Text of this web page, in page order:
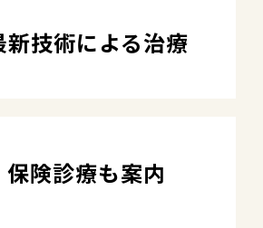
新技術による治療
保険診療も案内